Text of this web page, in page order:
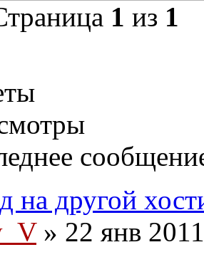
1 из 1
на другой
» 22 янв